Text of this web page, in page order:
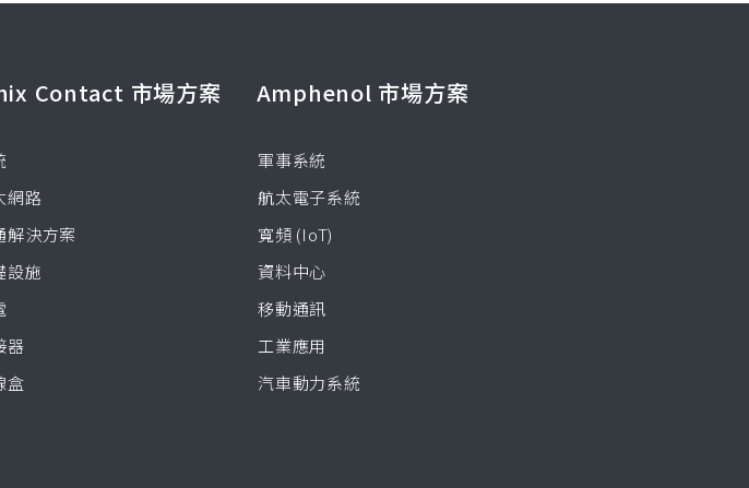
Contact 市場方案
網路
解決方案
設施
器
盒
Amphenol 市場方案
軍事系統
航太電子系統
寬頻 (IoT)
資料中心
移動通訊
工業應用
汽車動力系統